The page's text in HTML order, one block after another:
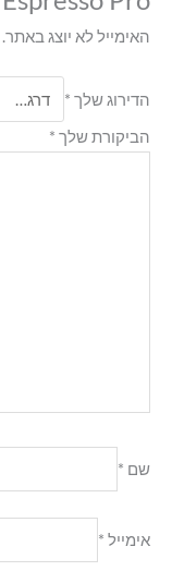
האימייל לא יוצג באתר.
הדירוג שלך *
הביקורת שלך *
שם *
אימייל *